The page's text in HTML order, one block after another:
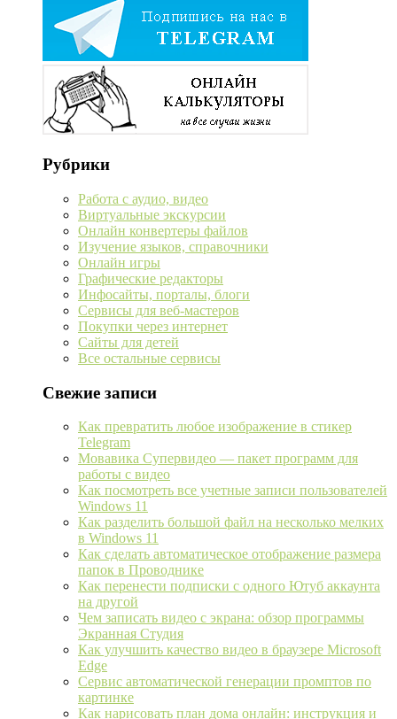
Рубрики
Работа с аудио, видео
Виртуальные экскурсии
Онлайн конвертеры файлов
Изучение языков, справочники
Онлайн игры
Графические редакторы
Инфосайты, порталы, блоги
Сервисы для веб-мастеров
Покупки через интернет
Сайты для детей
Все остальные сервисы
Свежие записи
Как превратить любое изображение в стикер
Telegram
Мовавика Супервидео — пакет программ для
работы с видео
Как посмотреть все учетные записи пользователей
Windows 11
Как разделить большой файл на несколько мелких
в Windows 11
Как сделать автоматическое отображение размера
папок в Проводнике
Как перенести подписки с одного Ютуб аккаунта
на другой
Чем записать видео с экрана: обзор программы
Экранная Студия
Как улучшить качество видео в браузере Microsoft
Edge
Сервис автоматической генерации промптов по
картинке
Как нарисовать план дома онлайн: инструкция и